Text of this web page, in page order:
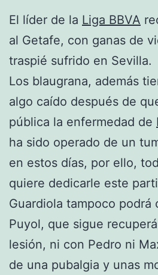
El líder de la Liga BBVA
al Getafe, con ganas de
traspié sufrido en Sevilla.
Los blaugrana, además
algo caído después de
pública la enfermedad de
ha sido operado de un
en estos días, por ello,
quiere dedicarle este
Guardiola tampoco podrá
Puyol, que sigue
lesión, ni con Pedro ni
de una pubalgia y unas